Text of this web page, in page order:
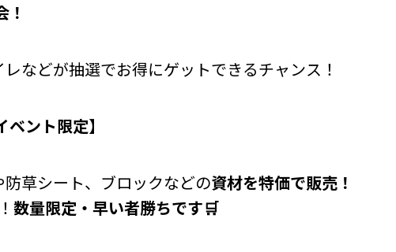
などが抽選でお得にゲットできるチャンス！
ント限定】
草シート、ブロックなどの資材を特価で販売！
数量限定・早い者勝ちです🛒